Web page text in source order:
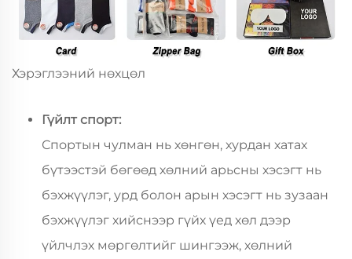
Хэрэглээний нөхцөл
Гүйлт спорт:
Спортын чулман нь хөнгөн, хурдан хатах
бүтээстэй бөгөөд хөлний арьсны хэсэгт нь
бэхжүүлэг, урд болон арын хэсэгт нь зузаан
бэхжүүлэг хийснээр гүйх үед хөл дээр
үйлчлэх мөргөлтийг шингээж, хөлний